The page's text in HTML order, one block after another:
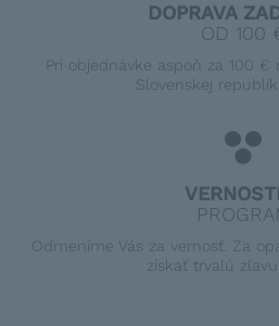
DOPRAVA
OD 100
Pri objednávke aspoň za 100
Slovenskej
Odmeníme Vás za vernosť. Za
získať trvalú zľavu